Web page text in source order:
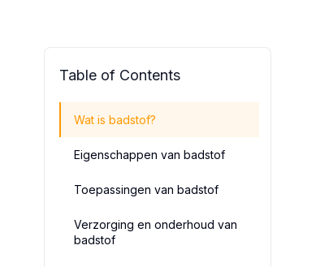
Table of Contents
Wat is badstof?
Eigenschappen van badstof
Toepassingen van badstof
Verzorging en onderhoud van
badstof